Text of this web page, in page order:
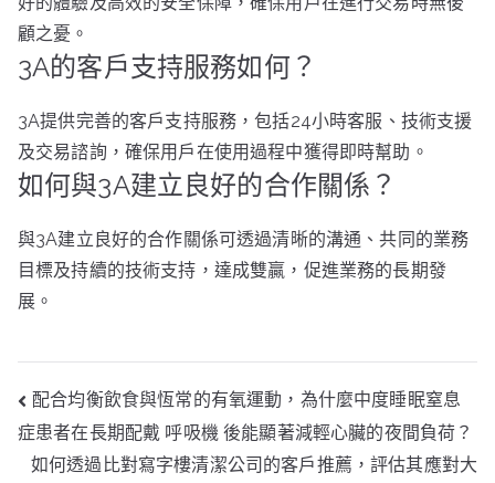
顧之憂。
3A的客戶支持服務如何？
3A提供完善的客戶支持服務，包括24小時客服、技術支援
及交易諮詢，確保用戶在使用過程中獲得即時幫助。
如何與3A建立良好的合作關係？
與3A建立良好的合作關係可透過清晰的溝通、共同的業務
目標及持續的技術支持，達成雙贏，促進業務的長期發
展。
文
導
覽
配合均衡飲食與恆常的有氧運動，為什麼中度睡眠窒息
症患者在長期配戴 呼吸機 後能顯著減輕心臟的夜間負荷？
如何透過比對寫字樓清潔公司的客戶推薦，評估其應對大